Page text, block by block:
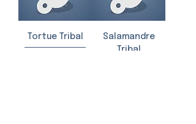
Tortue Tribal
Salamandre
Tribal